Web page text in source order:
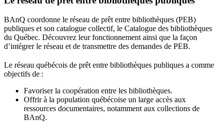
BAnQ coordonne le réseau de prêt entre bibliothèques (PEB)
publiques et son catalogue collectif, le Catalogue des bibliothèques
du Québec. Découvrez leur fonctionnement ainsi que la façon
d’intégrer le réseau et de transmettre des demandes de PEB.
Le réseau québécois de prêt entre bibliothèques publiques a comme
objectifs de :
Favoriser la coopération entre les bibliothèques.
Offrir à la population québécoise un large accès aux
ressources documentaires, notamment aux collections de
BAnQ.